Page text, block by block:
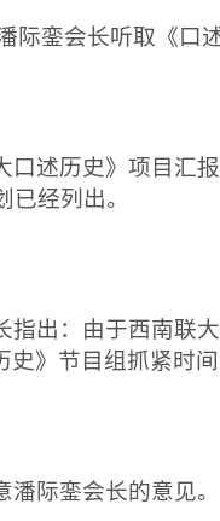
际銮会长听取《口
述历史》项目汇
已经列出。
出：由于西南联
》节目组抓紧时间
际銮会长的意见。